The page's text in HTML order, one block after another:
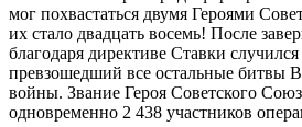
мог похвастаться двумя Героями
их стало двадцать восемь! После
благодаря директиве Ставки случился
превзошедший все остальные битвы
войны. Звание Героя Советского
одновременно 2 438 участников